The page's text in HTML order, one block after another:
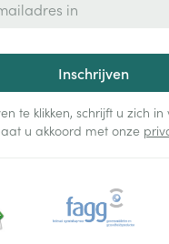
Inschrijven
te klikken, schrijft u zich
u akkoord met onze